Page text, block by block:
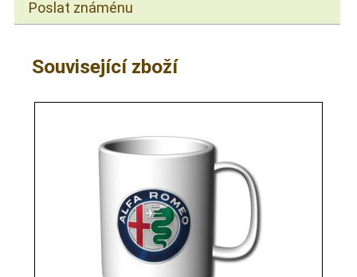
Poslat známénu
Související zboží